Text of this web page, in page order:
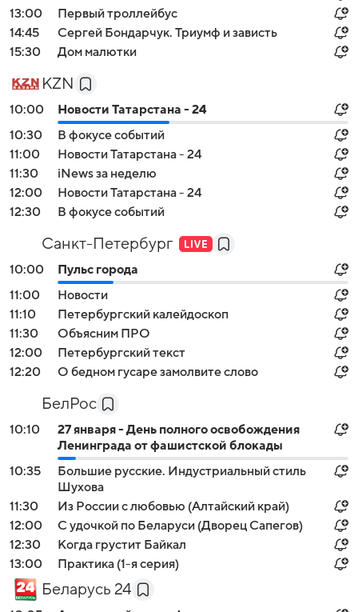
13:00
Первый троллейбус
14:45
Сергей Бондарчук. Триумф и зависть
15:30
Дом малютки
KZN
10:00
Новости Татарстана - 24
10:30
В фокусе событий
11:00
Новости Татарстана - 24
11:30
iNews за неделю
12:00
Новости Татарстана - 24
12:30
В фокусе событий
Санкт-Петербург
10:00
Пульс города
11:00
Новости
11:10
Петербургский калейдоскоп
11:30
Объясним ПРО
12:00
Петербургский текст
12:20
О бедном гусаре замолвите слово
БелРос
10:10
27 января - День полного освобождения
Ленинграда от фашистской блокады
10:35
Большие русские. Индустриальный стиль
Шухова
11:30
Из России с любовью (Алтайский край)
12:00
С удочкой по Беларуси (Дворец Сапегов)
12:30
Когда грустит Байкал
13:00
Практика (1-я серия)
Беларусь 24